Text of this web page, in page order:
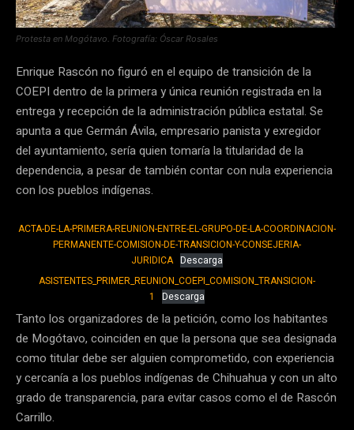
Protesta en Mogótavo. Fotografía: Óscar Rosales
Enrique Rascón no figuró en el equipo de transición de la
COEPI dentro de la primera y única reunión registrada en la
entrega y recepción de la administración pública estatal. Se
apunta a que Germán Ávila, empresario panista y exregidor
del ayuntamiento, sería quien tomaría la titularidad de la
dependencia, a pesar de también contar con nula experiencia
con los pueblos indígenas.
ACTA-DE-LA-PRIMERA-REUNION-ENTRE-EL-GRUPO-DE-LA-COORDINACION-
PERMANENTE-COMISION-DE-TRANSICION-Y-CONSEJERIA-
JURIDICA Descarga
ASISTENTES_PRIMER_REUNION_COEPI_COMISION_TRANSICION-
1
Descarga
Tanto los organizadores de la petición, como los habitantes
de Mogótavo, coinciden en que la persona que sea designada
como titular debe ser alguien comprometido, con experiencia
y cercanía a los pueblos indígenas de Chihuahua y con un alto
grado de transparencia, para evitar casos como el de Rascón
Carrillo.